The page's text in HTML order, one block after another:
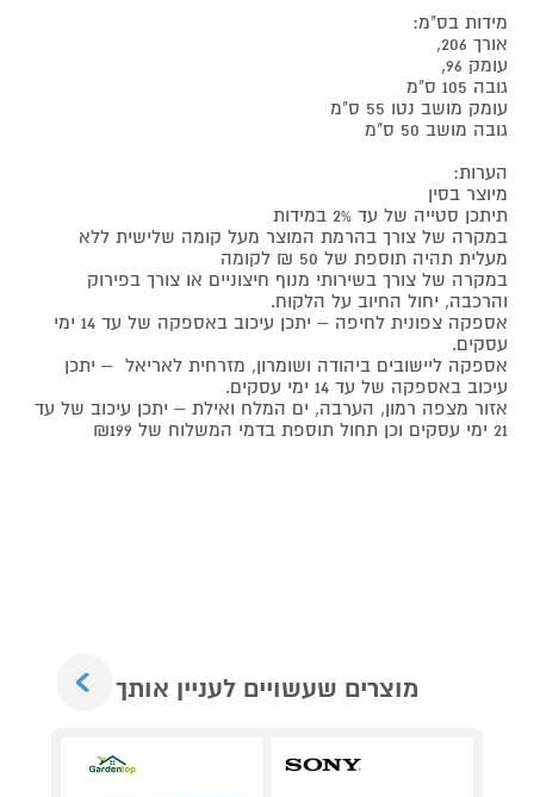
מידות בס"מ:
אורך 206,
עומק 96,
גובה 105 ס"מ
עומק מושב נטו 55 ס"מ
גובה מושב 50 ס"מ
הערות:
מיוצר בסין
תיתכן סטייה של עד 2% במידות
במקרה של צורך בהרמת המוצר מעל קומה שלישית ללא
מעלית תהיה תוספת של 50 ₪ לקומה
במקרה של צורך בשירותי מנוף חיצוניים או צורך בפירוק
והרכבה, יחול החיוב על הלקוח.
אספקה צפונית לחיפה – יתכן עיכוב באספקה של עד 14 ימי
עסקים.
אספקה ליישובים ביהודה ושומרון, מזרחית לאריאל – יתכן
עיכוב באספקה של עד 14 ימי עסקים.
אזור מצפה רמון, הערבה, ים המלח ואילת – יתכן עיכוב של עד
21 ימי עסקים וכן תחול תוספת בדמי המשלוח של ₪199
מוצרים שעשויים לעניין אותך